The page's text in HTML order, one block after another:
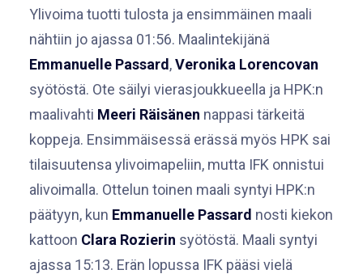
Ylivoima tuotti tulosta ja ensimmäinen maali
nähtiin jo ajassa 01:56. Maalintekijänä
Emmanuelle Passard ,Veronika Lorencovan
syötöstä. Ote säilyi vierasjoukkueella ja HPK:n
maalivahti Meeri Räisänen nappasi tärkeitä
koppeja. Ensimmäisessä erässä myös HPK sai
tilaisuutensa ylivoimapeliin, mutta IFK onnistui
alivoimalla. Ottelun toinen maali syntyi HPK:n
päätyyn, kun Emmanuelle Passard nosti kiekon
kattoon Clara Rozierin syötöstä. Maali syntyi
ajassa 15:13. Erän lopussa IFK pääsi vielä